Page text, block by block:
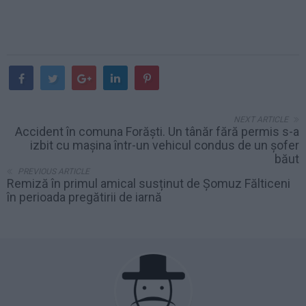
NEXT ARTICLE
Accident în comuna Forăști. Un tânăr fără permis s-a
izbit cu mașina într-un vehicul condus de un șofer
băut
PREVIOUS ARTICLE
Remiză în primul amical susținut de Șomuz Fălticeni
în perioada pregătirii de iarnă